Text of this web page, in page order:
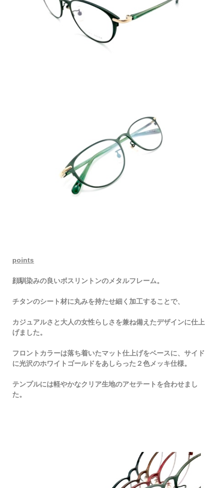
points
顔馴染みの良いボスリントンのメタルフレーム。
チタンのシート材に丸みを持たせ細く加工することで、
カジュアルさと大人の女性らしさを兼ね備えたデザインに仕上
げました。
フロントカラーは落ち着いたマット仕上げをベースに、サイド
に光沢のホワイトゴールドをあしらった２色メッキ仕様。
テンプルには軽やかなクリア生地のアセテートを合わせまし
た。